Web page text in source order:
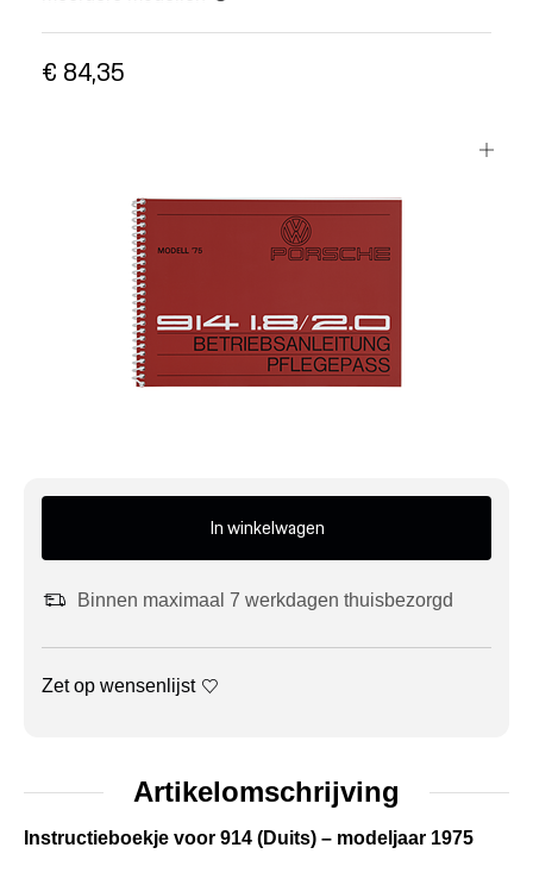
Mijn account
Meer Porsche
Porsche informatie
€ 84,35
In winkelwagen
Binnen maximaal 7 werkdagen thuisbezorgd
Zet op wensenlijst
Artikelomschrijving
Instructieboekje voor 914 (Duits) – modeljaar 1975